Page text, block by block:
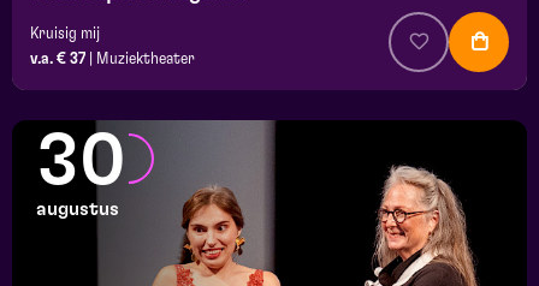
Kruisig mij
v.a. € 37
Muziektheater
30
augustus